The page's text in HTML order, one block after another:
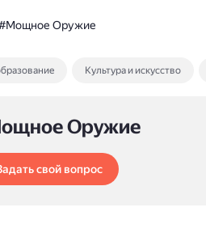
Оружие
Культура и искусство
Оружие
свой вопрос